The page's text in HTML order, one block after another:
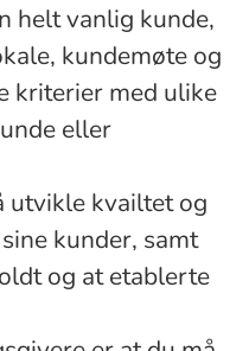
helt vanlig kunde,
kundemøte og
kriterier med ulike
eller
utvikle kvailtet og
kunder, samt
og at etablerte